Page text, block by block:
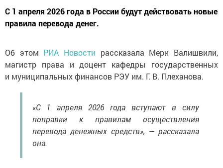
С 1 апреля 2026 года в России будут действовать новые
правила перевода денег.
Об этом РИА Новости рассказала Мери Валишвили,
магистр права и доцент кафедры государственных
и муниципальных финансов РЭУ им. Г. В. Плеханова.
«С 1 апреля 2026 года вступают в силу
поправки к правилам осуществления
перевода денежных средств», — рассказала
она.